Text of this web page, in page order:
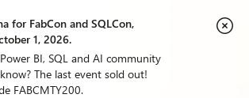
for FabCon and SQLCon,
1, 2026.
BI, SQL and AI community
The last event sold out!
FABCMTY200.